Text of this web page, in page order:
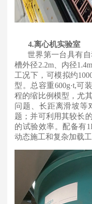
4.离心机实验室
世界第一台具有自
槽外径2.2m、内径
工况下，可模拟约
型。总容重600g·t,可
程的缩比例模型，尤
问题、长距离滑坡等
题；并可利用其较长
的试验效率。配备有
动态施工和复杂加载工